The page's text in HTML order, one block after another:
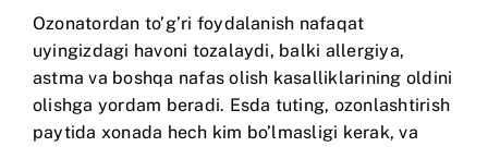
Ozonatordan to’g’ri foydalanish nafaqat
uyingizdagi havoni tozalaydi, balki allergiya,
astma va boshqa nafas olish kasalliklarining oldini
olishga yordam beradi. Esda tuting, ozonlashtirish
paytida xonada hech kim bo’lmasligi kerak, va